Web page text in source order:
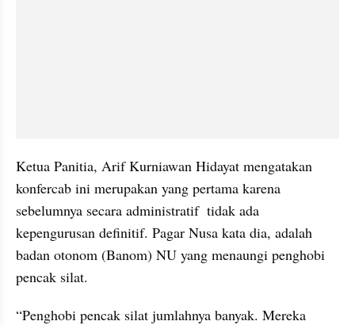
Ketua Panitia, Arif Kurniawan Hidayat mengatakan
konfercab ini merupakan yang pertama karena
sebelumnya secara administratif  tidak ada
kepengurusan definitif. Pagar Nusa kata dia, adalah
badan otonom (Banom) NU yang menaungi penghobi
pencak silat.
“Penghobi pencak silat jumlahnya banyak. Mereka